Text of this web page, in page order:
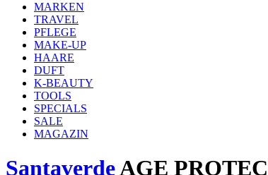
MARKEN
TRAVEL
PFLEGE
MAKE-UP
HAARE
DUFT
K-BEAUTY
TOOLS
SPECIALS
SALE
MAGAZIN
SantaverdeAGE